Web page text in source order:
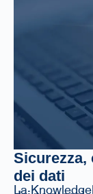
Sicurezza,
dei dati
La